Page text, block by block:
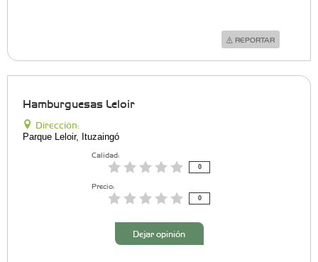
REPORTAR
Hamburguesas Leloir
Dirección:
Parque Leloir, Ituzaingó
Calidad:
0
Precio:
0
Dejar opinión